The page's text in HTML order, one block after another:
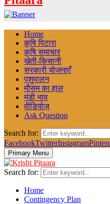
Home
कृषि पिटारा
कृषि समाचार
खेती-किसानी
सरकारी योजनाएँ
पशुपालन
मौसम का हाल
मंडी भाव
वीडियोज़
Ask Question
Search for:
FacebookTwitterInstagram
Primary Menu
Search for:
Home
Contingency Plan